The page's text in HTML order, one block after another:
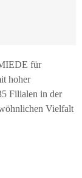
für
hoher
Filialen in der
Vielfalt